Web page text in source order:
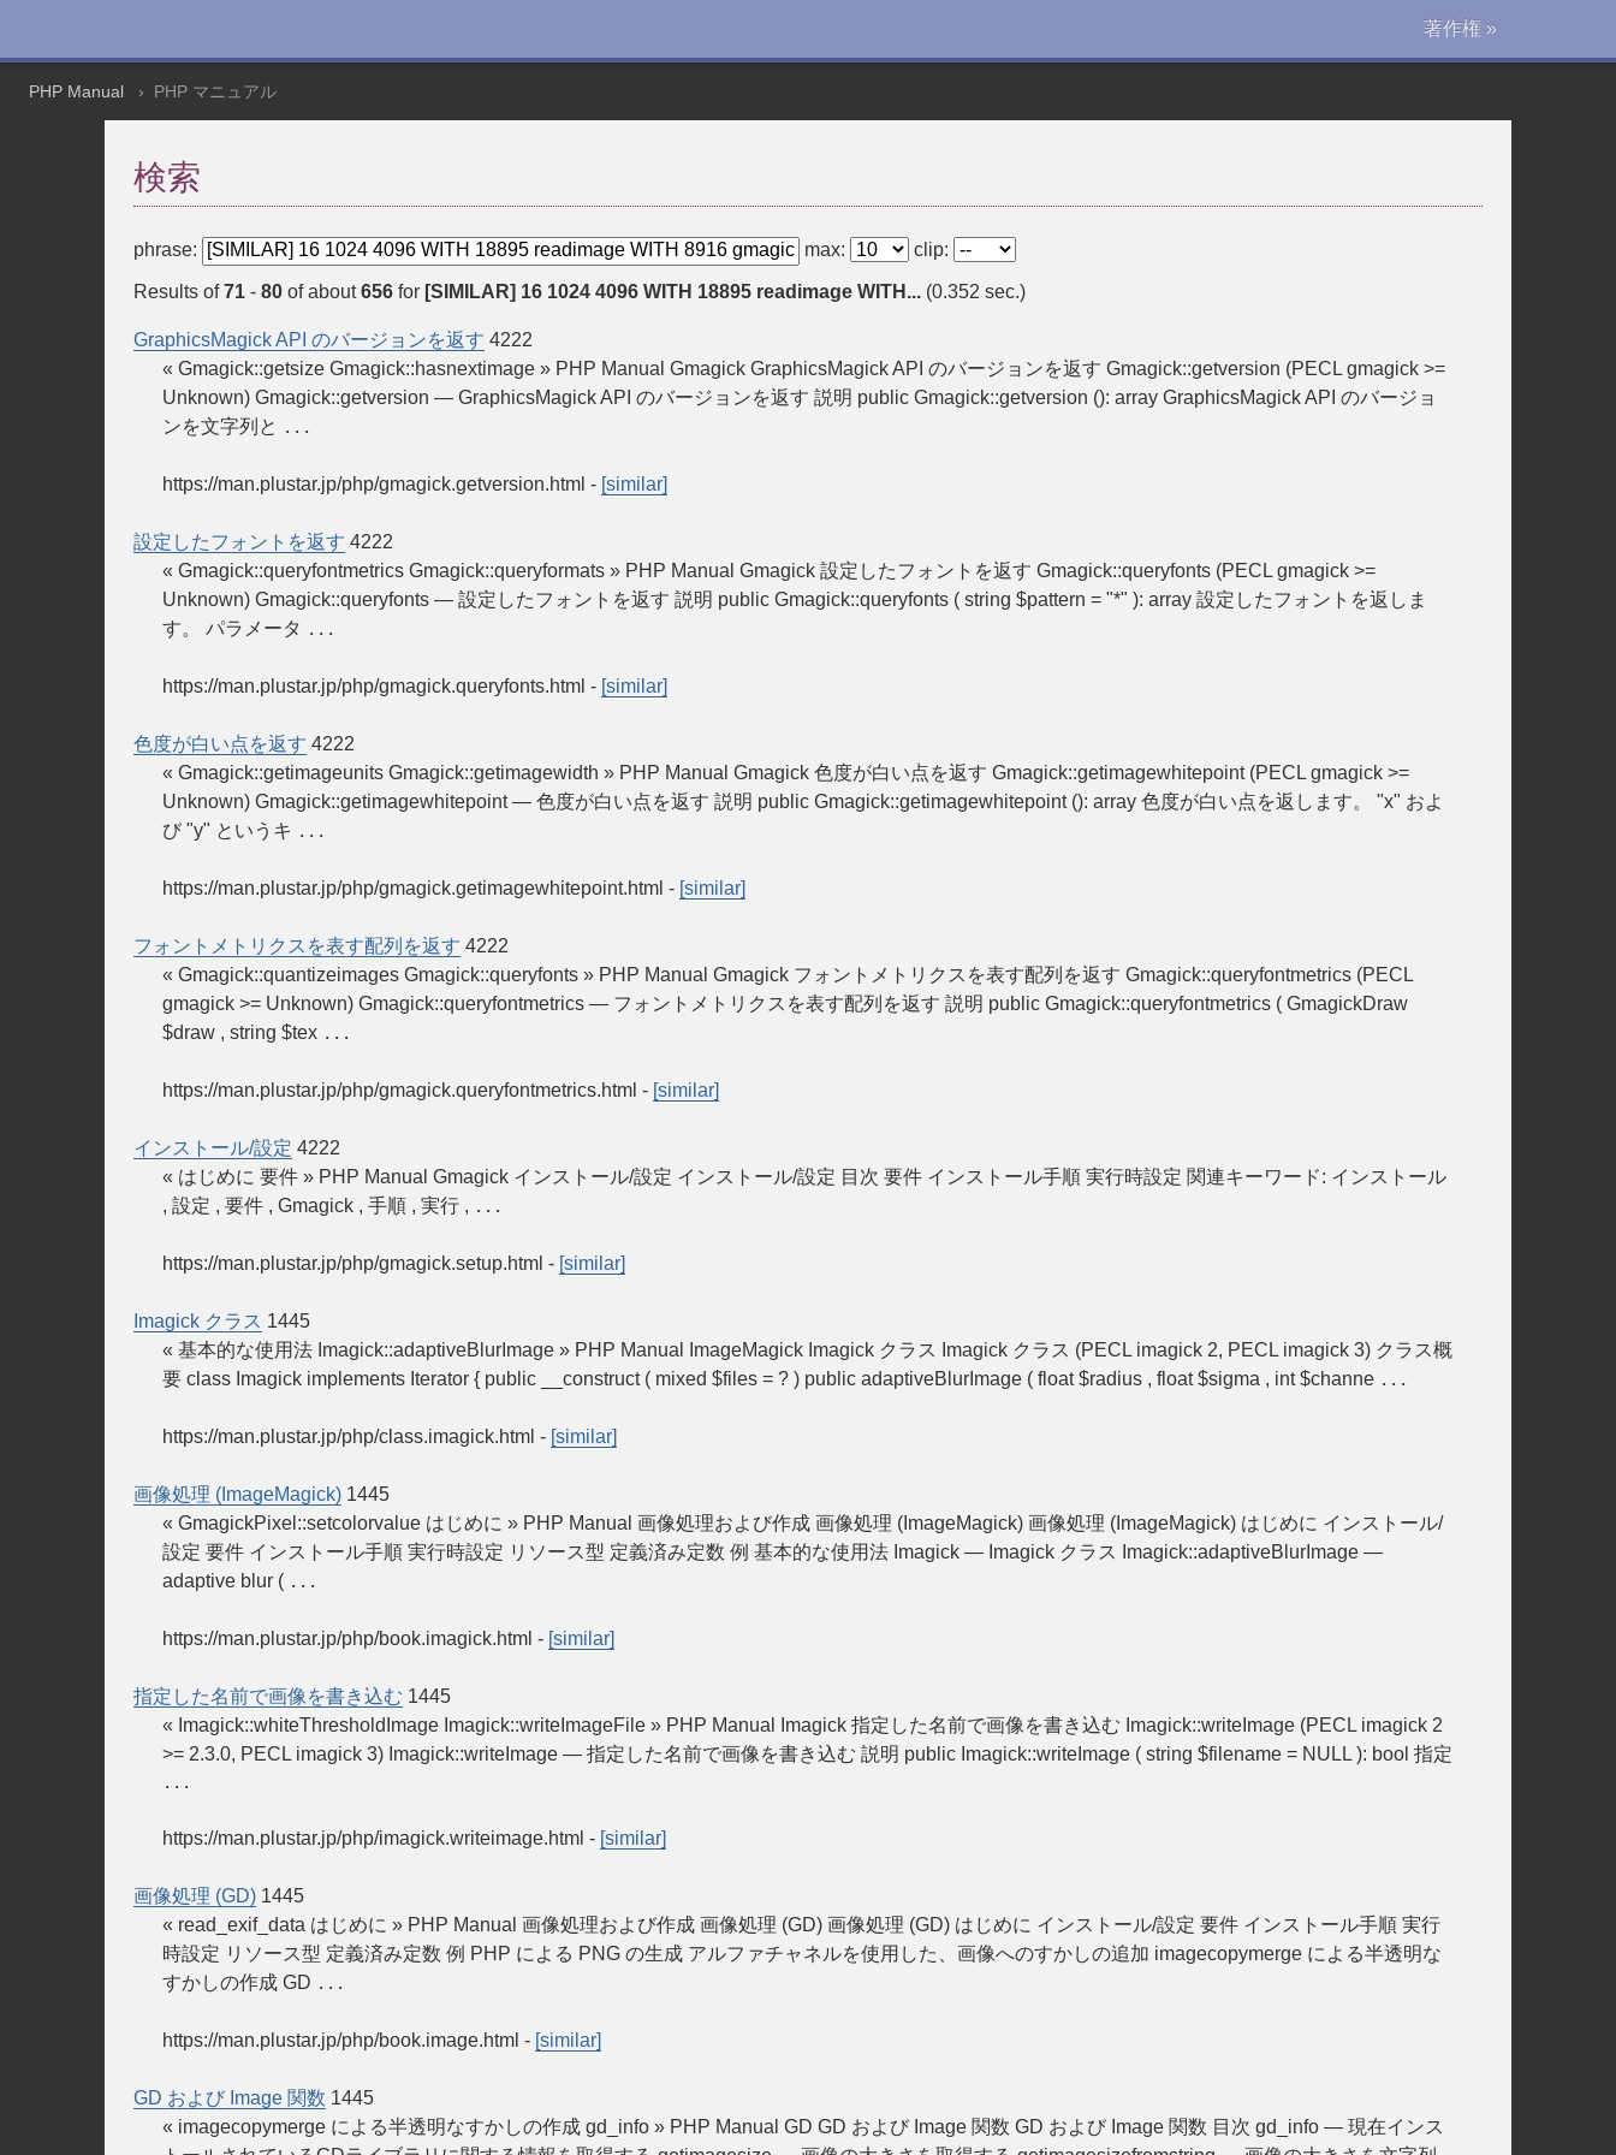
著作権 »
PHP Manual PHP マニュアル
検索
phrase: max: clip:
Results of71 - 80 of about656 for [SIMILAR] 16 1024 4096 WITH 18895 readimage WITH... (0.352 sec.)
GraphicsMagick API のバージョンを返す 4222
« Gmagick::getsize Gmagick::hasnextimage » PHP Manual Gmagick GraphicsMagick API のバージョンを返す Gmagick::getversion (PECL gmagick >=
Unknown) Gmagick::getversion — GraphicsMagick API のバージョンを返す 説明 public Gmagick::getversion (): array GraphicsMagick API のバージョ
ンを文字列と
...
https://man.plustar.jp/php/gmagick.getversion.html - [similar]
設定したフォントを返す 4222
« Gmagick::queryfontmetrics Gmagick::queryformats » PHP Manual Gmagick 設定したフォントを返す Gmagick::queryfonts (PECL gmagick >=
Unknown) Gmagick::queryfonts — 設定したフォントを返す 説明 public Gmagick::queryfonts ( string $pattern = "*" ): array 設定したフォントを返しま
す。 パラメータ
...
https://man.plustar.jp/php/gmagick.queryfonts.html - [similar]
色度が白い点を返す 4222
« Gmagick::getimageunits Gmagick::getimagewidth » PHP Manual Gmagick 色度が白い点を返す Gmagick::getimagewhitepoint (PECL gmagick >=
Unknown) Gmagick::getimagewhitepoint — 色度が白い点を返す 説明 public Gmagick::getimagewhitepoint (): array 色度が白い点を返します。 "x" およ
び "y" というキ ...
https://man.plustar.jp/php/gmagick.getimagewhitepoint.html - [similar]
フォントメトリクスを表す配列を返す 4222
« Gmagick::quantizeimages Gmagick::queryfonts » PHP Manual Gmagick フォントメトリクスを表す配列を返す Gmagick::queryfontmetrics (PECL
gmagick >= Unknown) Gmagick::queryfontmetrics — フォントメトリクスを表す配列を返す 説明 public Gmagick::queryfontmetrics ( GmagickDraw
$draw , string $tex ...
https://man.plustar.jp/php/gmagick.queryfontmetrics.html - [similar]
インストール/設定 4222
« はじめに 要件 » PHP Manual Gmagick インストール/設定 インストール/設定 目次 要件 インストール手順 実行時設定 関連キーワード: インストール
, 設定 , 要件 , Gmagick , 手順 , 実行 , ...
https://man.plustar.jp/php/gmagick.setup.html - [similar]
Imagick クラス 1445
« 基本的な使用法 Imagick::adaptiveBlurImage » PHP Manual ImageMagick Imagick クラス Imagick クラス (PECL imagick 2, PECL imagick 3) クラス概
要 class Imagick implements Iterator { public __construct ( mixed $files = ? ) public adaptiveBlurImage ( float $radius , float $sigma , int $channe ...
https://man.plustar.jp/php/class.imagick.html - [similar]
画像処理 (ImageMagick) 1445
« GmagickPixel::setcolorvalue はじめに » PHP Manual 画像処理および作成 画像処理 (ImageMagick) 画像処理 (ImageMagick) はじめに インストール/
設定 要件 インストール手順 実行時設定 リソース型 定義済み定数 例 基本的な使用法 Imagick — Imagick クラス Imagick::adaptiveBlurImage —
adaptive blur ( ...
https://man.plustar.jp/php/book.imagick.html - [similar]
指定した名前で画像を書き込む 1445
« Imagick::whiteThresholdImage Imagick::writeImageFile » PHP Manual Imagick 指定した名前で画像を書き込む Imagick::writeImage (PECL imagick 2
>= 2.3.0, PECL imagick 3) Imagick::writeImage — 指定した名前で画像を書き込む 説明 public Imagick::writeImage ( string $filename = NULL ): bool 指定
...
https://man.plustar.jp/php/imagick.writeimage.html - [similar]
画像処理 (GD) 1445
« read_exif_data はじめに » PHP Manual 画像処理および作成 画像処理 (GD) 画像処理 (GD) はじめに インストール/設定 要件 インストール手順 実行
時設定 リソース型 定義済み定数 例 PHP による PNG の生成 アルファチャネルを使用した、画像へのすかしの追加 imagecopymerge による半透明な
すかしの作成 GD ...
https://man.plustar.jp/php/book.image.html - [similar]
GD および Image 関数 1445
« imagecopymerge による半透明なすかしの作成 gd_info » PHP Manual GD GD および Image 関数 GD および Image 関数 目次 gd_info — 現在インス